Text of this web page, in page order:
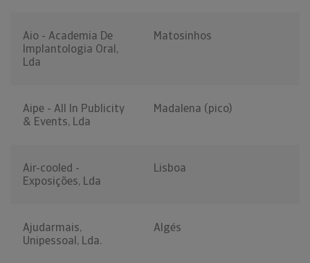
Aio - Academia De
Implantologia Oral,
Lda
Matosinhos
Aipe - All In Publicity
& Events, Lda
Madalena (pico)
Air-cooled -
Exposições, Lda
Lisboa
Ajudarmais,
Unipessoal, Lda.
Algés